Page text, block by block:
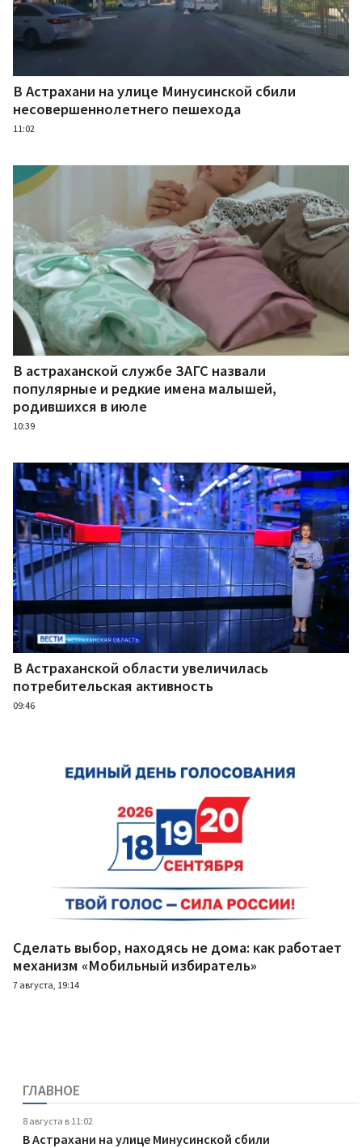
В Астрахани на улице Минусинской сбили
несовершеннолетнего пешехода
11:02
В астраханской службе ЗАГС назвали
популярные и редкие имена малышей,
родившихся в июле
10:39
В Астраханской области увеличилась
потребительская активность
09:46
Сделать выбор, находясь не дома: как работает
механизм «Мобильный избиратель»
7 августа, 19:14
ГЛАВНОЕ
8 августа в 11:02
В Астрахани на улице Минусинской сбили